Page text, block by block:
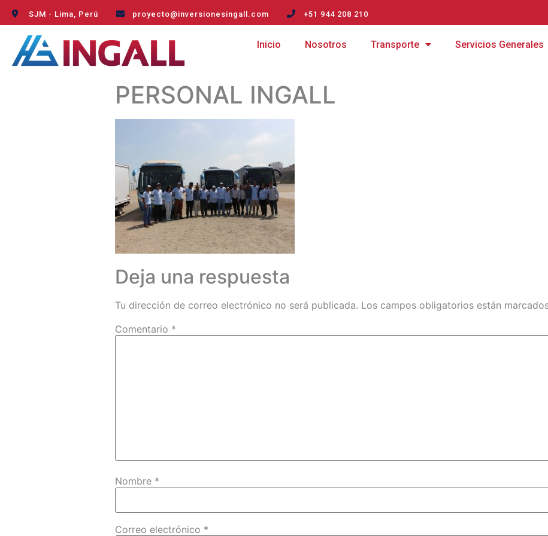
SJM - Lima, Perú proyecto@inversionesingall.com +51 944 208 210
Inicio Nosotros Transporte Servicios Generales
PERSONAL INGALL
Deja una respuesta
Tu dirección de correo electrónico no será publicada. Los campos obligatorios están
Comentario *
Nombre *
Correo electrónico *